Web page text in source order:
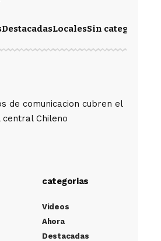
DestacadasLocalesSin categoría
de comunicacion cubren el
Chileno
categorias
Videos
Ahora
Destacadas